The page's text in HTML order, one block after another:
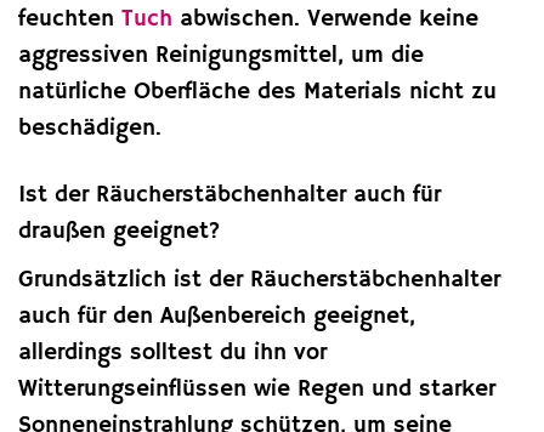
feuchten Tuch abwischen. Verwende keine
aggressiven Reinigungsmittel, um die
natürliche Oberfläche des Materials nicht zu
beschädigen.
Ist der Räucherstäbchenhalter auch für
draußen geeignet?
Grundsätzlich ist der Räucherstäbchenhalter
auch für den Außenbereich geeignet,
allerdings solltest du ihn vor
Witterungseinflüssen wie Regen und starker
Sonneneinstrahlung schützen, um seine